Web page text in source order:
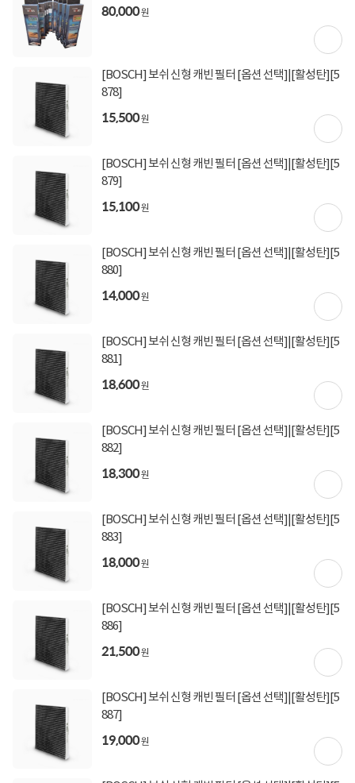
80,000원
[BOSCH] 보쉬 신형 캐빈 필터 [옵션 선택]|[활성탄][5
878]
15,500원
[BOSCH] 보쉬 신형 캐빈 필터 [옵션 선택]|[활성탄][5
879]
15,100원
[BOSCH] 보쉬 신형 캐빈 필터 [옵션 선택]|[활성탄][5
880]
14,000원
[BOSCH] 보쉬 신형 캐빈 필터 [옵션 선택]|[활성탄][5
881]
18,600원
[BOSCH] 보쉬 신형 캐빈 필터 [옵션 선택]|[활성탄][5
882]
18,300원
[BOSCH] 보쉬 신형 캐빈 필터 [옵션 선택]|[활성탄][5
883]
18,000원
[BOSCH] 보쉬 신형 캐빈 필터 [옵션 선택]|[활성탄][5
886]
21,500원
[BOSCH] 보쉬 신형 캐빈 필터 [옵션 선택]|[활성탄][5
887]
19,000원
적립금 40원 적립
배송정보
(제주,도서/산간 지역 추가비용)
상세정보
상세정보를